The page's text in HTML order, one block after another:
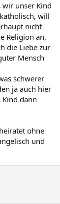
wir unser Kind
will
nicht
Religion an,
die Liebe zur
Mensch
schwerer
ja auch hier
dann
ohne
und